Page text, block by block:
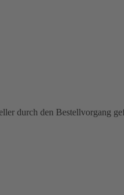
durch den Bestellvorgang